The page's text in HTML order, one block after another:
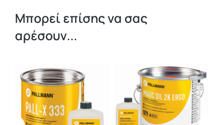
Μπορεί επίσης να σας
αρέσουν...